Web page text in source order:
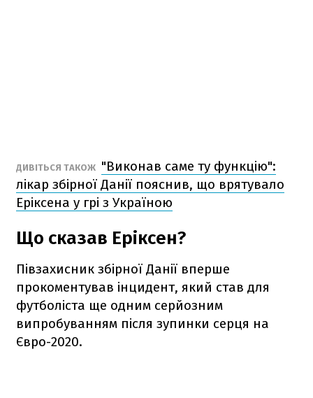
ДИВІТЬСЯ ТАКОЖ "Виконав саме ту функцію":
лікар збірної Данії пояснив, що врятувало
Еріксена у грі з Україною
Що сказав Еріксен?
Півзахисник збірної Данії вперше
прокоментував інцидент, який став для
футболіста ще одним серйозним
випробуванням після зупинки серця на
Євро-2020.